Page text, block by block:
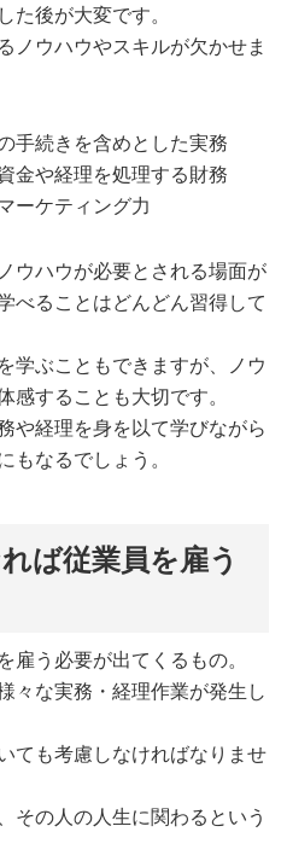
た後が大変です。
ノウハウやスキルが欠かせま
手続きを含めとした実務
金や経理を処理する財務
ーケティング力
ウハウが必要とされる場面が
べることはどんどん習得して
学ぶこともできますが、ノウ
感することも大切です。
や経理を身を以て学びながら
もなるでしょう。
ば従業員を雇う
雇う必要が出てくるもの。
々な実務・経理作業が発生し
ても考慮しなければなりませ
その人の人生に関わるという